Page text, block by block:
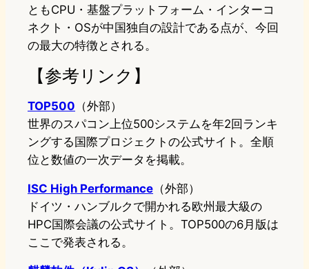
ともCPU・基盤プラットフォーム・インターコ
ネクト・OSが中国独自の設計である点が、今回
の最大の特徴とされる。
【参考リンク】
TOP500 （外部）
世界のスパコン上位500システムを年2回ランキ
ングする国際プロジェクトの公式サイト。全順
位と数値の一次データを掲載。
ISC High Performance （外部）
ドイツ・ハンブルクで開かれる欧州最大級の
HPC国際会議の公式サイト。TOP500の6月版は
ここで発表される。